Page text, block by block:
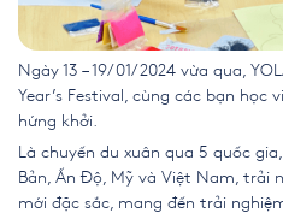
Ngày 13 – 19/01/2024 vừa qua,
Year’s Festival, cùng các bạn học
hứng khởi.
Là chuyến du xuân qua 5 quốc
Bản, Ấn Độ, Mỹ và Việt Nam, trải
mới đặc sắc, mang đến trải